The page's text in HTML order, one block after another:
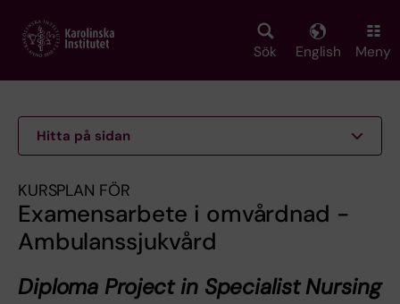
main
Sök English Meny
Hitta på sidan
KURSPLAN FÖR
Examensarbete i omvårdnad -
Ambulanssjukvård
Diploma Project in Specialist Nursing